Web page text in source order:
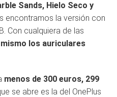
Sands, Hielo Seco y
encontramos la versión con
Con cualquiera de las
los auriculares
menos de 300 euros, 299
se abre es la del OnePlus